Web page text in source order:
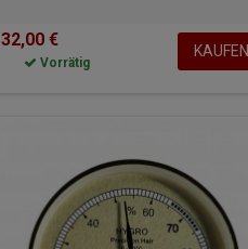
32,00 €
Vorrätig
KAUFEN